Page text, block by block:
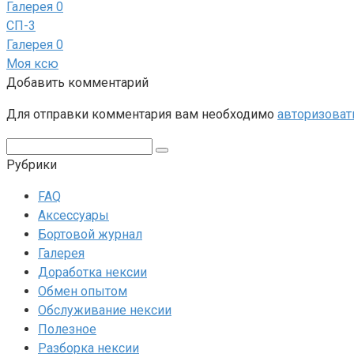
Галерея 0
СП-3
Галерея 0
Моя ксю
Добавить комментарий
Для отправки комментария вам необходимо
Рубрики
FAQ
Аксессуары
Бортовой журнал
Галерея
Доработка нексии
Обмен опытом
Обслуживание нексии
Полезное
Разборка нексии